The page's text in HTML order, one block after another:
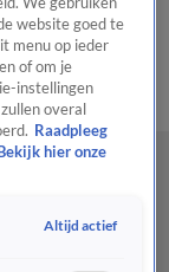
website goed te
menu op ieder
of om je
instellingen
overal
Raadpleeg
Bekijk hier onze
Altijd actief